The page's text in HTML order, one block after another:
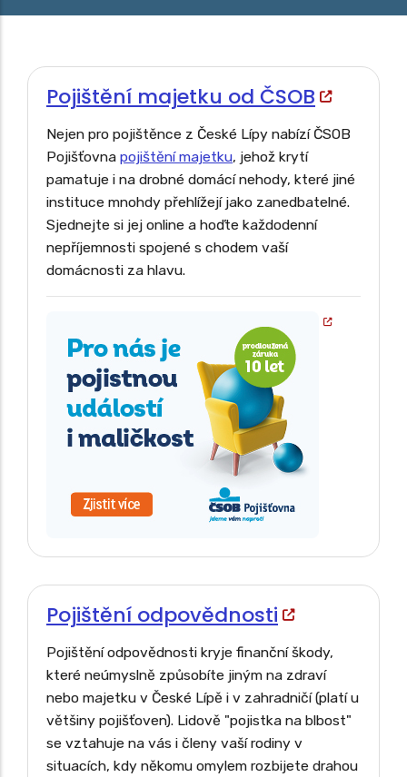
Pojištění majetku od ČSOB
Nejen pro pojištěnce z České Lípy nabízí ČSOB
Pojišťovna pojištění majetku, jehož krytí
pamatuje i na drobné domácí nehody, které jiné
instituce mnohdy přehlížejí jako zanedbatelné.
Sjednejte si jej online a hoďte každodenní
nepříjemnosti spojené s chodem vaší
domácnosti za hlavu.
Pojištění odpovědnosti
Pojištění odpovědnosti kryje finanční škody,
které neúmyslně způsobíte jiným na zdraví
nebo majetku v České Lípě i v zahradničí (platí u
většiny pojišťoven). Lidově "pojistka na blbost"
se vztahuje na vás i členy vaší rodiny v
situacích, kdy někomu omylem rozbijete drahou